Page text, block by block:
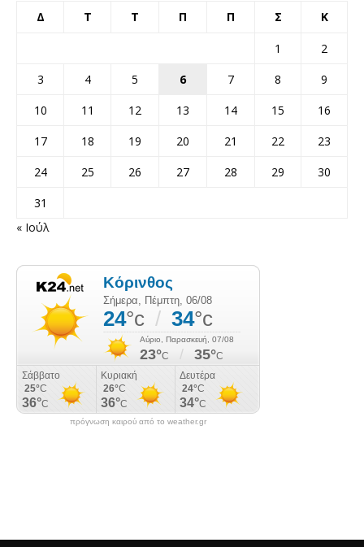
Δ Τ Τ Π Π Σ Κ
1
2
3
4 5 6 7 8
9
10
11 12 13 14 15
16
17
18 19 20 21 22
23
24
25 26 27 28 29
30
31
« Ιούλ
πρόγνωση καιρού από το weather.gr